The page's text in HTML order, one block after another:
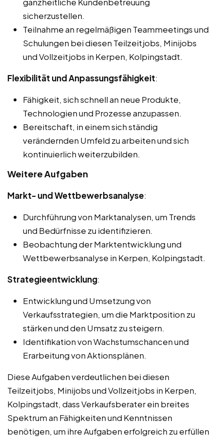
sicherzustellen.
Teilnahme an regelmäßigen Teammeetings und
Schulungen bei diesen Teilzeitjobs, Minijobs
und Vollzeitjobs in Kerpen, Kolpingstadt.
Flexibilität und Anpassungsfähigkeit:
Fähigkeit, sich schnell an neue Produkte,
Technologien und Prozesse anzupassen.
Bereitschaft, in einem sich ständig
verändernden Umfeld zu arbeiten und sich
kontinuierlich weiterzubilden.
Weitere Aufgaben
Markt- und Wettbewerbsanalyse:
Durchführung von Marktanalysen, um Trends
und Bedürfnisse zu identifizieren.
Beobachtung der Marktentwicklung und
Wettbewerbsanalyse in Kerpen, Kolpingstadt.
Strategieentwicklung:
Entwicklung und Umsetzung von
Verkaufsstrategien, um die Marktposition zu
stärken und den Umsatz zu steigern.
Identifikation von Wachstumschancen und
Erarbeitung von Aktionsplänen.
Diese Aufgaben verdeutlichen bei diesen
Teilzeitjobs, Minijobs und Vollzeitjobs in Kerpen,
Kolpingstadt, dass Verkaufsberater ein breites
Spektrum an Fähigkeiten und Kenntnissen
benötigen, um ihre Aufgaben erfolgreich zu erfüllen